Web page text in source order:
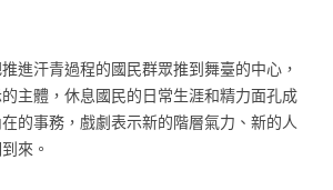
進汗青過程的國民群眾推到舞臺的中心，
主體，休息國民的日常生涯和精力面孔成
的事務，戲劇表示新的階層氣力、新的人
來。